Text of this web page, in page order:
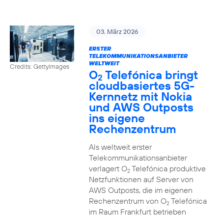
Credits: Gettyimages
03. März 2026
ERSTER
TELEKOMMUNIKATIONSANBIETER
WELTWEIT
O2 Telefónica bringt
cloudbasiertes 5G-
Kernnetz mit Nokia
und AWS Outposts
ins eigene
Rechenzentrum
Als weltweit erster
Telekommunikationsanbieter
verlagert O2Telefónica produktive
Netzfunktionen auf Server von
AWS Outposts, die im eigenen
Rechenzentrum von O2Telefónica
im Raum Frankfurt betrieben